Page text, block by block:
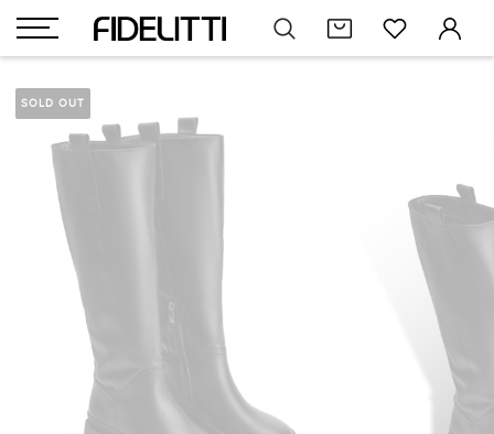
SOLD OUT